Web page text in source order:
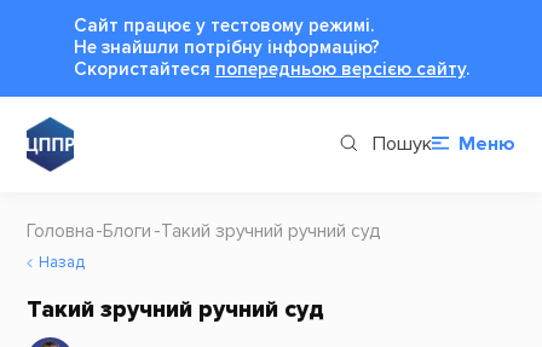
Сайт працює у тестовому режимі.
Не знайшли потрібну інформацію?
Cкористайтеся попередньою версією сайту.
Пошук Меню
Головна Блоги Такий зручний ручний суд
Назад
Такий зручний ручний суд